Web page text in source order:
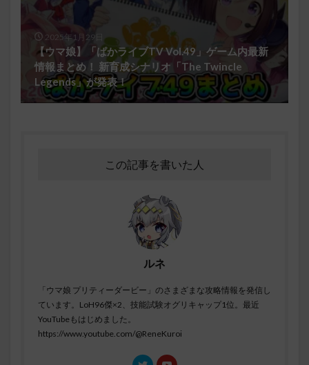
2025年1月29日
【ウマ娘】「ぱかライブTV Vol.49」ゲーム内最新
情報まとめ！ 新育成シナリオ「The Twincle
Legends」が発表！
この記事を書いた人
ルネ
「ウマ娘 プリティーダービー」のさまざまな攻略情報を発信し
ています。LoH96傑×2、技能試験オグリキャップ1位。最近
YouTubeもはじめました。
https://www.youtube.com/@ReneKuroi